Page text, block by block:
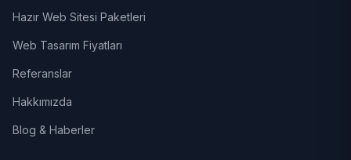
Hazır Web Sitesi Paketleri
Web Tasarım Fiyatları
Referanslar
Hakkımızda
Blog & Haberler